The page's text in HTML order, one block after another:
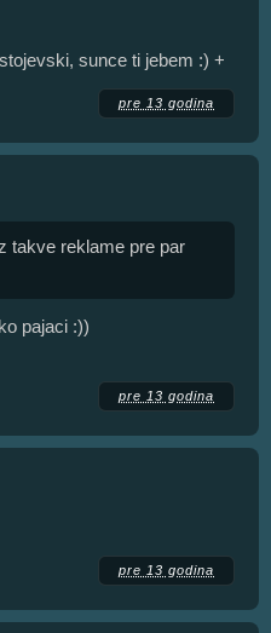
sunce ti jebem :) +
pre 13 godina
takve reklame pre par
pajaci :))
pre 13 godina
pre 13 godina